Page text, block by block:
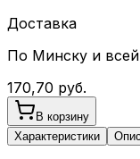
Доставка
По Минску и
170,70 руб.
В корзину
Характеристики